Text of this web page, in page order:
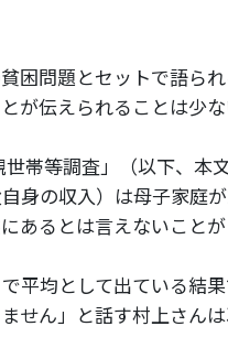
困問題とセットで語ら
が伝えられることは少な
世帯等調査」（以下、本
身の収入）は母子家庭
あるとは言えないことが
で平均として出ている結
せん」と話す村上さんは